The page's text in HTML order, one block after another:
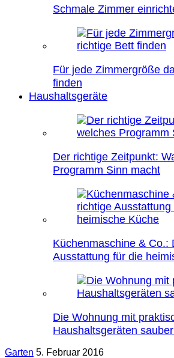
Schmale Zimmer
Für jede Zimmergröße
finden
Haushaltsgeräte
Der richtige Zeitpunkt:
Programm Sinn macht
Küchenmaschine & Co.:
Ausstattung für die
Die Wohnung mit
Haushaltsgeräten
Garten 5. Februar 2016